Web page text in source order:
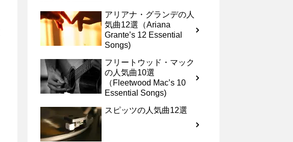
アリアナ・グランデの人
気曲12選（Ariana
Grante’s 12 Essential
Songs)
フリートウッド・マック
の人気曲10選
（Fleetwood Mac’s 10
Essential Songs)
スピッツの人気曲12選